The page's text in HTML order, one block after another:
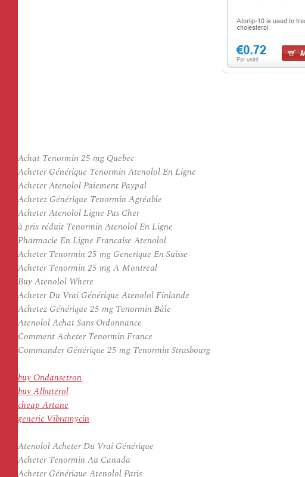
Achat Tenormin 25 mg Quebec
Acheter Générique Tenormin Atenolol En Ligne
Acheter Atenolol Paiement Paypal
Achetez Générique Tenormin Agréable
Acheter Atenolol Ligne Pas Cher
à prix réduit Tenormin Atenolol En Ligne
Pharmacie En Ligne Francaise Atenolol
Acheter Tenormin 25 mg Generique En Suisse
Acheter Tenormin 25 mg A Montreal
Buy Atenolol Where
Acheter Du Vrai Générique Atenolol Finlande
Achetez Générique 25 mg Tenormin Bâle
Atenolol Achat Sans Ordonnance
Comment Acheter Tenormin France
Commander Générique 25 mg Tenormin Strasbourg
buy Ondansetron
buy Albuterol
cheap Artane
generic Vibramycin
Atenolol Acheter Du Vrai Générique
Acheter Tenormin Au Canada
Acheter Générique Atenolol Paris